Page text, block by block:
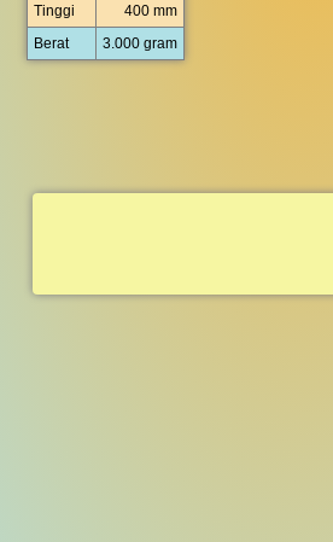
Tinggi
400 mm
Berat
3.000 gram